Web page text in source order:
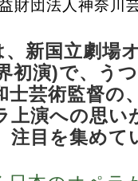
財団法人神奈川
新国立劇場
初演)で、う
士芸術監督の
上演への思い
注目を集めて